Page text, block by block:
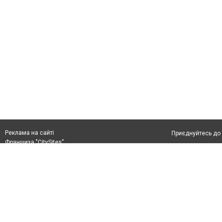
Реклама на сайті
Франшиза "CitySites"
Приєднуйтесь до